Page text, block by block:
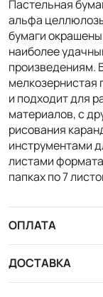
Пастельная
альфа
бумаги
наиболее
произведениям.
мелкозернистая
и подходит для
материалов, с
рисования
инструментами
листами
папках по 7
ОПЛАТА
ДОСТАВКА